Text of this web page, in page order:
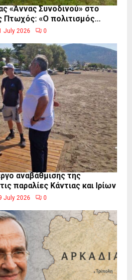
«Άννας Συνοδινού» στο
Πτωχός: «Ο πολιτισμός...
July 2026 0
αναβάθμισης της
παραλίες Κάντιας και Ιρίων
July 2026 0